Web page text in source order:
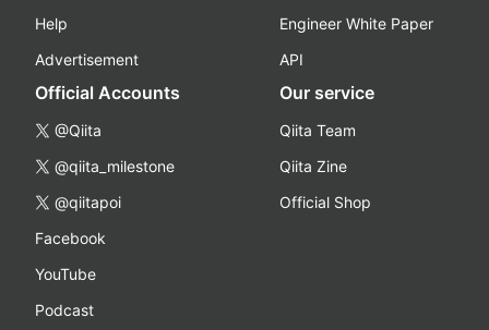
Help
Advertisement
Engineer White Paper
API
Official Accounts
@Qiita
@qiita_milestone
@qiitapoi
Facebook
YouTube
Podcast
Our service
Qiita Team
Qiita Zine
Official Shop